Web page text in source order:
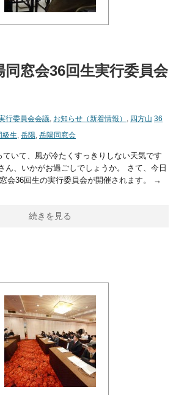
同窓会36回生実行委員会
行委員会会議, お知らせ（新着情報） , 四方山 36
級生, 岳陽, 岳陽同窓会
いて、風が冷たくすっきりしない天気です
ん、いかがお過ごしでしょうか。 さて、今日
会36回生の実行委員会が開催されます。 →
続きを見る